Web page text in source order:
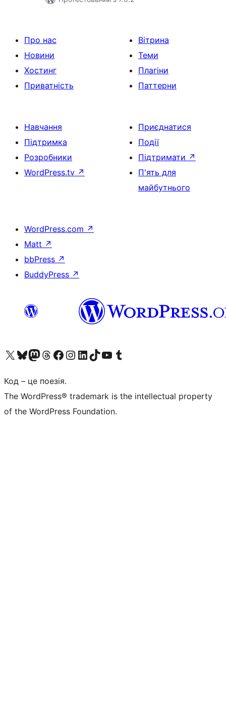
Про нас
Новини
Хостинг
Приватність
Вітрина
Теми
Плагіни
Паттерни
Навчання
Підтримка
Розробники
WordPress.tv ↗
Приєднатися
Події
Підтримати ↗
П'ять для
майбутнього
WordPress.com ↗
Matt ↗
bbPress ↗
BuddyPress ↗
Visit our X (formerly Twitter) account
Visit our Bluesky account
Завітайте до нашої стрічки в Mastodon
Visit our Threads account
Завітайте на нашу сторінку в Facebook
Visit our Instagram account
Visit our LinkedIn account
Visit our TikTok account
Visit our YouTube channel
Visit our Tumblr account
Код – це поезія.
The WordPress® trademark is the intellectual property
of the WordPress Foundation.